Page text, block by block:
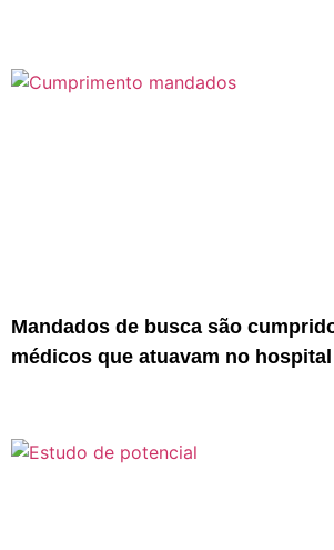
Mandados de busca são
médicos que atuavam no